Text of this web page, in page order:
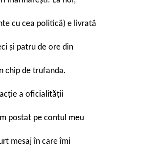
cu cea politică) e livrată
și patru de ore din
chip de trufanda.
a oficialității
postat pe contul meu
mesaj în care îmi